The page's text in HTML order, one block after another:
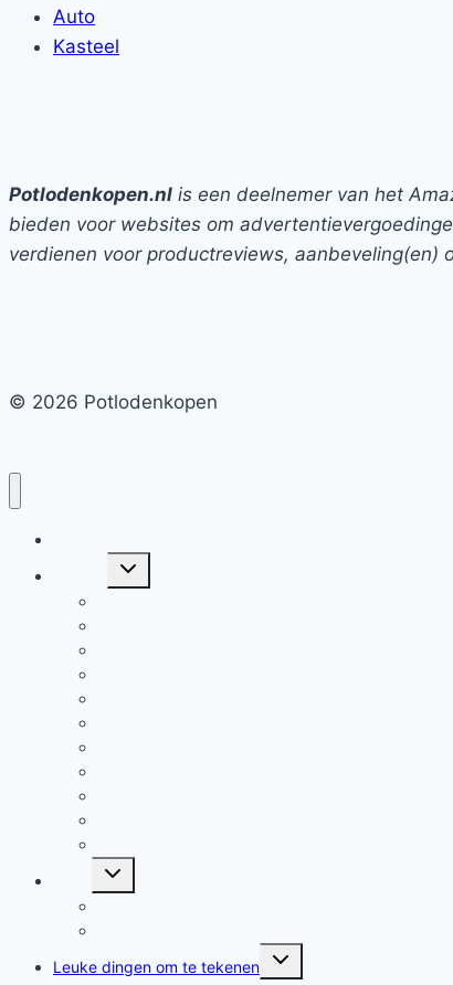
Auto
Kasteel
Potlodenkopen.nl is een deelnemer van het
bieden voor websites om
verdienen voor productreviews, aanbeveling(en)
© 2026 Potlodenkopen
Toggle
submenu
Toggle
submenu
Leuke dingen om te tekenen
Toggle
submenu